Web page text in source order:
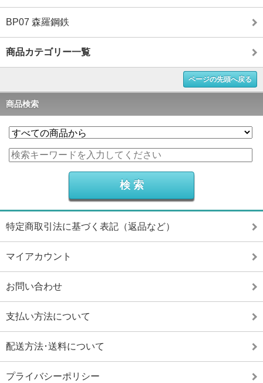
BP07 森羅鋼鉄
商品カテゴリー一覧
ページの先頭へ戻る
商品検索
特定商取引法に基づく表記（返品など）
マイアカウント
お問い合わせ
支払い方法について
配送方法･送料について
プライバシーポリシー